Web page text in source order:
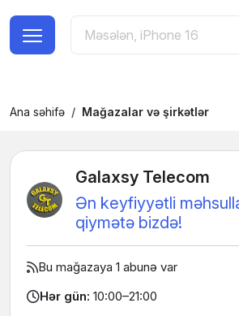
Ana səhifə Mağazalar və şirkətlər
Galaxsy Telecom
Ən keyfiyyətli
qiymətə bizdə!
Bu mağazaya 1 abunə var
Hər gün: 10:00–21:00